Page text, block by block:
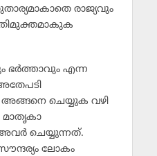
രാജ്യവും
ഭര്‍ത്താവും എന്ന
ചെയ്യുക വഴി
ചെയ്യുന്നത്.
ലോകം